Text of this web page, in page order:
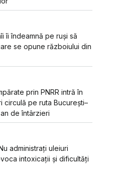
îi îndeamnă pe ruși să
se opune războiului din
prin PNRR intră în
circulă pe ruta București–
de întârzieri
administrați uleiuri
intoxicații și dificultăți